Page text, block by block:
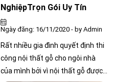
NghiệpTrọn Gói Uy Tín
Ngày đăng: 16/11/2020 - by Admin
Rất nhiều gia đình quyết định thi
công nội thất gỗ cho ngôi nhà
của mình bởi vì nội thất gỗ được